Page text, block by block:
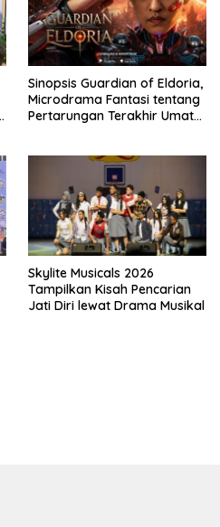
Sinopsis Guardian of Eldoria,
Microdrama Fantasi tentang
Pertarungan Terakhir Umat
Skylite Musicals 2026
Tampilkan Kisah Pencarian
Jati Diri lewat Drama Musikal